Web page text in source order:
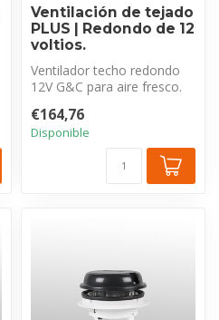
Ventilación de tejado
PLUS | Redondo de 12
voltios.
Ventilador techo redondo
12V G&C para aire fresco.
(850m³...
€164,76
Disponible